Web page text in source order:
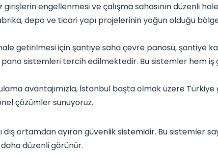
engellenmesi ve çalışma sahasının düzenli
depo ve ticari yapı projelerinin yoğun olduğu
getirilmesi için şantiye saha çevre panosu, şantiye
sistemleri tercih edilmektedir. Bu sistemler hem iş
avantajımızla, İstanbul başta olmak üzere Türkiye
çözümler sunuyoruz.
dış ortamdan ayıran güvenlik sistemidir. Bu sistemler
düzenli görünür.